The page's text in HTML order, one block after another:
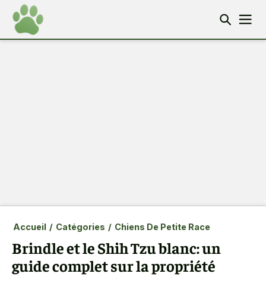
Accueil / Catégories / Chiens De Petite Race
Brindle et le Shih Tzu blanc: un
guide complet sur la propriété